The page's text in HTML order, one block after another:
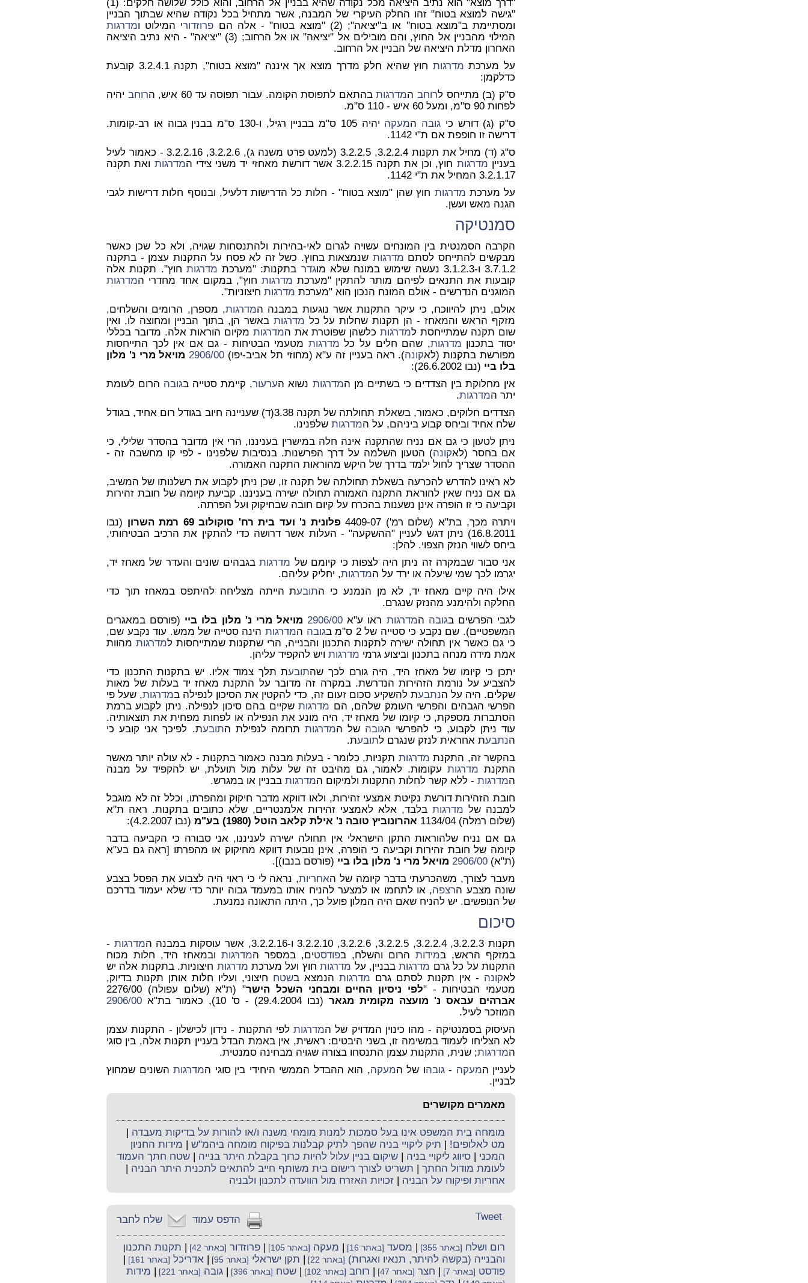
"דרך מוצא" הוא נתיב היציאה מכל נקודה שהיא בבניין אל הרחוב, והוא כולל שלושה חלקים: (1)
"גישה למוצא בטוח" זהו החלק העיקרי של המבנה, אשר מתחיל בכל נקודה שהיא שבתוך הבניין
ומסתיימת ב"מוצא בטוח" או ב"יציאה"; (2) "מוצא בטוח" - אלה הם
פרוזדורי המילוט ומדרגות
המילוי מהבניין אל החוץ, והם מובילים אל "יציאה" או אל הרחוב; (3) "יציאה" - היא נתיב היציאה
האחרון מדלת היציאה של הבניין אל הרחוב.
על מערכת מדרגות
חוץ שהיא חלק מדרך מוצא אך איננה "מוצא בטוח", תקנה 3.2.4.1 קובעת
כדלקמן:
ס"ק (ב) מתייחס לרוחבהמדרגותבהתאם לתפוסת הקומה. עבור תפוסה עד 60 איש, ה רוחב יהיה
לפחות 90 ס"מ, ומעל 60 איש - 110 ס"מ.
ס"ק (ג) דורש כי גובה המעקה
יהיה 105 ס"מ בבניין רגיל, ו-130 ס"מ בבנין גבוה או רב-קומות.
דרישה זו חופפת אם ת"י 1142.
ס"ג (ד) מחיל את תקנות 3.2.2.4, 3.2.2.5 (למעט פרט משנה ג), 3.2.2.6, 3.2.2.16 - כאמור לעיל
בעניין מדרגות חוץ, וכן את תקנה 3.2.2.15 אשר דורשת מאחזי יד משני צידי ה מדרגות ואת תקנה
3.2.1.17 המחיל את ת"י 1142.
על מערכת מדרגות חוץ שהן "מוצא בטוח" - חלות כל הדרישות דלעיל, ובנוסף חלות דרישות לגבי
הגנה מאש ועשן.
סמנטיקה
הקרבה הסמנטית בין המונחים עשויה לגרום לאי-בהירות ולהתנסחות שגויה, ולא כל שכן כאשר
מבקשים להתייחס לסתם מדרגות שנמצאות בחוץ. כשל זה לא פסח על התקנות עצמן - בתקנה
3.7.1.2 ו-3.1.2.3 נעשה שימוש במונח שלא מו
גדר בתקנות: "מערכת מדרגות חוץ". תקנות אלה
קובעות את התנאים לפיהם מותר להתקין "מערכת מדרגות חוץ", במקום אחד מחדרי המדרגות
המוגנים הנדרשים - אולם המונח הנכון הוא "מערכת מדרגות חיצוניות".
אולם, ניתן להיווכח, כי עיקר התקנות אשר נוגעות במבנה המדרגות, מספרן, הרומים והשלחים,
מזקף הראש והמאחז - הן תקנות שחלות על כל מדרגות באשר הן, בתוך הבניין ומחוצה לו, ואין
שום תקנה שמתייחסת למדרגותכלשהן שפוטרת את המדרגות מקיום הוראות אלה. מדובר בכללי
יסוד בתכנון מדרגות, שהם חלים על כל מדרגות מטעמי הבטיחות - גם אם אין לכך התייחסות
מפורשת בתקנות (לאקונה). ראה בעניין זה ע"א (מחוזי תל אביב-יפו) 2906/00
מויאל מרי נ' מלון
בלו ביי (נבו 26.6.2002):
אין מחלוקת בין הצדדים כי בשתיים מן המדרגות נשוא הערעור, קיימת סטייה בגובה הרום לעומת
יתר המדרגות.
הצדדים חלוקים, כאמור, בשאלת תחולתה של תקנה 3.38(ד) שעניינה חיוב בגודל רום אחיד, בגודל
שלח אחיד וביחס קבוע ביניהם, על המדרגות שלפנינו.
ניתן לטעון כי גם אם נניח שהתקנה אינה חלה במישרין בעניננו, הרי אין מדובר בהסדר שלילי, כי
אם בחסר (לאקונה) הטעון השלמה על דרך הפרשנות. בנסיבות שלפנינו - לפי קו מחשבה זה -
ההסדר שצריך לחול ילמד בדרך של היקש מהוראות התקנה האמורה.
לא ראינו להדרש להכרעה בשאלת תחולתה של תקנה זו, שכן ניתן לקבוע את רשלנותו של המשיב,
גם אם נניח שאין להוראת התקנה האמורה תחולה ישירה בעניננו. קביעת קיומה של חובת זהירות
וקביעה כי זו הופרה אינן נשענות בהכרח על קיום חובה שבחיקוק ועל הפרתה.
ויתרה מכך, בת"א (שלום רמ') 4409-07
פלונית נ' ועד בית רח' סוקולוב 69 רמת השרון
(נבו
16.8.2011) ניתן דגש לעניין "ההשקעה" - העלות אשר דרושה כדי להתקין את הרכיב הבטיחותי,
ביחס לשווי הנזק הצפוי. להלן:
אני סבור שבמקרה זה ניתן היה לצפות כי קיומם של מדרגות בגבהים שונים והעדר של מאחז יד,
יגרמו לכך שמי שיעלה או ירד על המדרגות, יחליק עליהם.
אילו היה קיים מאחז יד, לא מן הנמנע כי התובעת הייתה מצליחה להיתפס במאחז תוך כדי
החלקה ולהימנע מהנזק שנגרם.
לגבי הפרשים בגובה המדרגות ראו ע"א 2906/00 מויאל מרי נ' מלון בלו ביי (פורסם במאגרים
המשפטיים). שם נקבע כי סטייה של 2 ס"מ ב
גובה המדרגות הינה סטייה של ממש. עוד נקבע שם,
כי גם כאשר אין תחולה ישירה לתקנות התכנון והבנייה, הרי שתקנות שמתייחסות למדרגות מהוות
אמת מידה מנחה בתכנון וביצוע גרמי מדרגות ויש להקפיד עליהן.
יתכן כי קיומו של מאחז היד, היה גורם לכך שהתובעת תלך צמוד אליו. יש בתקנות התכנון כדי
להצביע על נורמת הזהירות הנדרשת. במקרה זה מדובר על התקנת מאחז יד בעלות של מאות
שקלים. היה על הנתבעת להשקיע סכום זעום זה, כדי להקטין את הסיכון לנפילה במדרגות, שעל פי
הפרשי הגבהים והפרשי העומק שלהם, הם מדרגותשקיים בהם סיכון לנפילה. ניתן לקבוע ברמת
הסתברות מספקת, כי קיומו של מאחז יד, היה מונע את הנפילה או לפחות מפחית את תוצאותיה.
עוד ניתן לקבוע, כי להפרשי הגובה של המדרגותתרומה לנפילת התובעת. לפיכך אני קובע כי
הנתבעת אחראית לנזק שנגרם לתובעת.
בהקשר זה, התקנת מדרגות תקניות, כלומר - בעלות מבנה כאמור בתקנות - לא עולה יותר מאשר
התקנת מדרגותעקומות. לאמור, גם מהיבט זה של עלות מול תועלת, יש להקפיד על מבנה
המדרגות - ללא קשר לחלות התקנות ולמיקום המדרגות בבניין או במגרש.
חובת הזהירות דורשת נקיטת אמצעי זהירות, ולאו דווקא מדבר חיקוק ומהפרתו, וכלל זה לא מוגבל
למבנה של מדרגות בלבד, אלא לאמצעי זהירות אלמנטריים, שלא כתובים בתקנות. ראה ת"א
(שלום רמלה) 1134/04
אהרונוביץ טובה נ' אילת קלאב הוטל (1980) בע"מ
(נבו 4.2.2007):
גם אם נניח שלהוראות התקן הישראלי אין תחולה ישירה לעניננו, אני סבורה כי הקביעה בדבר
קיומה של חובת זהירות וקביעה כי הופרה, אינן נובעות דווקא מחיקוק או מהפרתו [ראה גם בע"א
(ת"א)
2906/00 מויאל מרי נ' מלון בלו ביי (פורסם בנבו)].
מעבר לצורך, משהכרעתי בדבר קיומה של האחריות, נראה לי כי ראוי היה לצבוע את הפסל בצבע
שונה מצבע הרצפה, או לתחמו או למצער להניח אותו במעמד גבוה יותר כדי שלא יעמוד בדרכם
של הנופשים. יש להניח שאם היה המלון פועל כך, היתה התאונה נמנעת.
סיכום
תקנות 3.2.2.3, 3.2.2.4, 3.2.2.5, 3.2.2.6, 3.2.2.10 ו-3.2.2.16, אשר עוסקות במבנה ה מדרגות -
במזקף הראש, במידות הרום והשלח, בפודסטים, במספר המדרגות ובמאחז היד, חלות מכוח
התקנות על כל גרם מדרגותבבניין, על מדרגותחוץ ועל מערכת מדרגות חיצוניות. בתקנות אלה יש
לאקונה - אין תקנות לסתם גרם מדרגות הנמצא בשטח חיצוני, ועליו חלות אותן תקנות בדיוק,
מטעמי הבטיחות - "לפי ניסיון החיים ומבחני השכל הישר" (ת"א (שלום עפולה) 2276/00
אברהים עבאס נ' מועצה מקומית מגאר (נבו 29.4.2004) - ס' 10), כאמור בת"א 2906/00
המוזכר לעיל.
העיסוק בסמנטיקה - מהו כינוין המדויק של המדרגותלפי התקנות - נידון לכישלון - התקנות עצמן
לא הצליחו לעמוד במשימה זו, בשני היבטים: ראשית, אין באמת הבדל בעניין תקנות אלה, בין סוגי
המדרגות; שנית, התקנות עצמן התנסחו בצורה שגויה מבחינה סמנטית.
לעניין המעקה -גובהו של המעקה, הוא ההבדל הממשי היחידי בין סוגי המדרגות השונים שמחוץ
לבניין.
מאמרים מקושרים
מומחה בית המשפט אינו בעל סמכות למנות מומחי משנה ו/או להורות על בדיקות מעבדה |
מט לאלופים! | תיק ליקויי בניה שהפך לתיק קבלנות בפיקוח מומחה ביהמ"ש | מידות החניון
המכני | סיווג ליקויי בניה | שיקום בניין עלול להיות כרוך בקבלת היתר בנייה | שטח חתך העמוד
לעומת מודול החתך | תשריט לצורך רישום בית משותף חייב להתאים לתכנית היתר הבניה |
אחריות ופיקוח על הבניה | זכויות האזרח מול הוועדה לתכנון ולבניה
שלח לחבר הדפס עמוד Tweet
רום ושלח [באתר 355] | מסעד [באתר 16] | מעקה [באתר 105] | פרוזדור [באתר 42] | תקנות התכנון
והבנייה (בקשה להיתר, תנאיו ואגרות) [באתר 22] | תקן ישראלי [באתר 95] | אדריכל [באתר 161]
|
פודסט [באתר 7] | חצר [באתר 47] | רוחב [באתר 102] | שטח [באתר 396] | גובה [באתר 221] | מידות